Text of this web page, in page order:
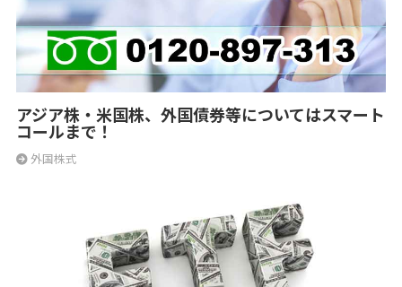
アジア株・米国株、外国債券等についてはスマート
コールまで！
外国株式